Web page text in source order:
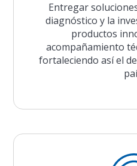
Entregar
diagnóstico y la
productos
acompañamiento
fortaleciendo así el